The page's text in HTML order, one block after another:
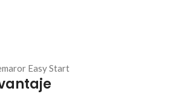
Easy Start